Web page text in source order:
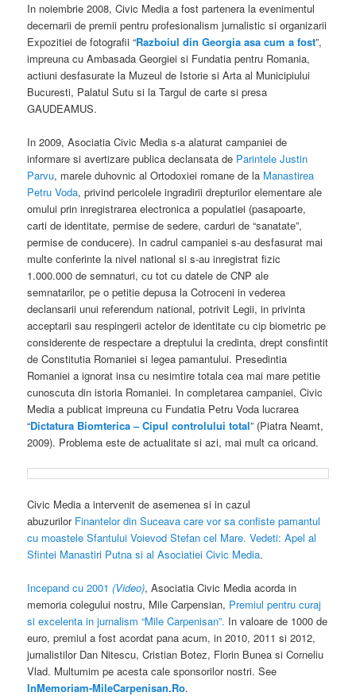
In noiembrie 2008, Civic Media a fost partenera la evenimentul
decernarii de premii pentru profesionalism jurnalistic si organizarii
Expozitiei de fotografii “Razboiul din Georgia asa cum a fost”,
impreuna cu Ambasada Georgiei si Fundatia pentru Romania,
actiuni desfasurate la Muzeul de Istorie si Arta al Municipiului
Bucuresti, Palatul Sutu si la Targul de carte si presa
GAUDEAMUS.
In 2009, Asociatia Civic Media s-a alaturat campaniei de
informare si avertizare publica declansata de Parintele Justin
Parvu, marele duhovnic al Ortodoxiei romane de la Manastirea
Petru Voda, privind pericolele ingradirii drepturilor elementare ale
omului prin inregistrarea electronica a populatiei (pasapoarte,
carti de identitate, permise de sedere, carduri de “sanatate”,
permise de conducere). In cadrul campaniei s-au desfasurat mai
multe conferinte la nivel national si s-au inregistrat fizic
1.000.000 de semnaturi, cu tot cu datele de CNP ale
semnatarilor, pe o petitie depusa la Cotroceni in vederea
declansarii unui referendum national, potrivit Legii, in privinta
acceptarii sau respingerii actelor de identitate cu cip biometric pe
considerente de respectare a dreptului la credinta, drept consfintit
de Constitutia Romaniei si legea pamantului. Presedintia
Romaniei a ignorat insa cu nesimtire totala cea mai mare petitie
cunoscuta din istoria Romaniei. In completarea campaniei, Civic
Media a publicat impreuna cu Fundatia Petru Voda lucrarea
“Dictatura Biomterica – Cipul controlului total” (Piatra Neamt,
2009). Problema este de actualitate si azi, mai mult ca oricand.
Civic Media a intervenit de asemenea si in cazul
abuzurilor Finantelor din Suceava care vor sa confiste pamantul
cu moastele Sfantului Voievod Stefan cel Mare. Vedeti: Apel al
Sfintei Manastiri Putna si al Asociatiei Civic Media.
Incepand cu 2001(Video), Asociatia Civic Media acorda in
memoria colegului nostru, Mile Carpensian, Premiul pentru curaj
si excelenta in jurnalism “Mile Carpenisan”. In valoare de 1000 de
euro, premiul a fost acordat pana acum, in 2010, 2011 si 2012,
jurnalistilor Dan Nitescu, Cristian Botez, Florin Bunea si Corneliu
Vlad. Multumim pe acesta cale sponsorilor nostri. See
InMemoriam-MileCarpenisan.Ro.